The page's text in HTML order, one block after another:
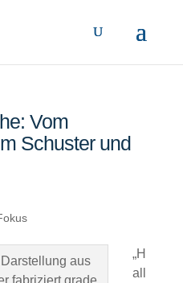
Vom
Schuster und
„H
all